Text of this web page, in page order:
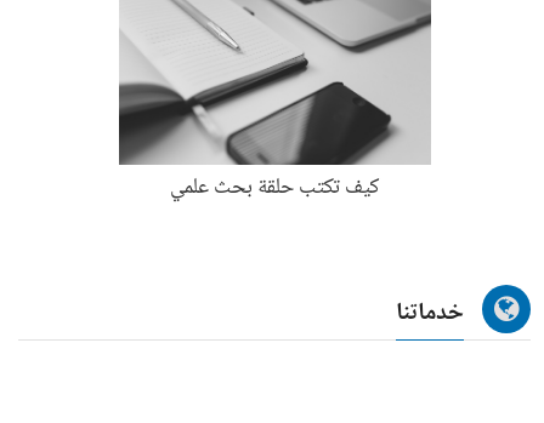
كيف تكتب حلقة بحث علمي
خدماتنا